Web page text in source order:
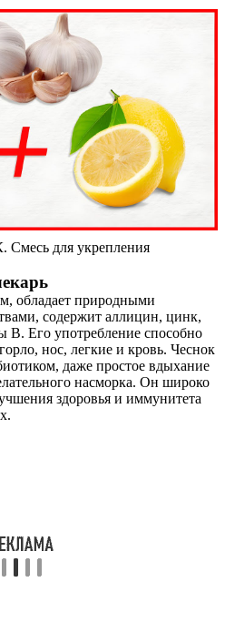
для укрепления
обладает природными
содержит аллицин, цинк,
Его употребление способно
нос, легкие и кровь. Чеснок
даже простое вдыхание
насморка. Он широко
здоровья и иммунитета